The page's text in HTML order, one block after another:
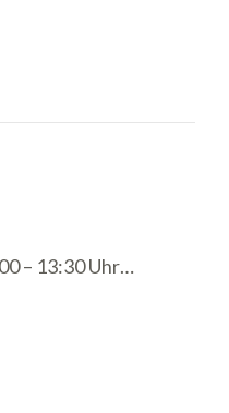
– 13:30 Uhr…